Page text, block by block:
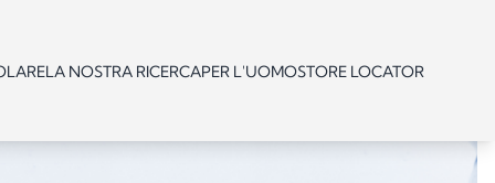
LA NOSTRA RICERCAPER L'UOMOSTORE LOCATOR